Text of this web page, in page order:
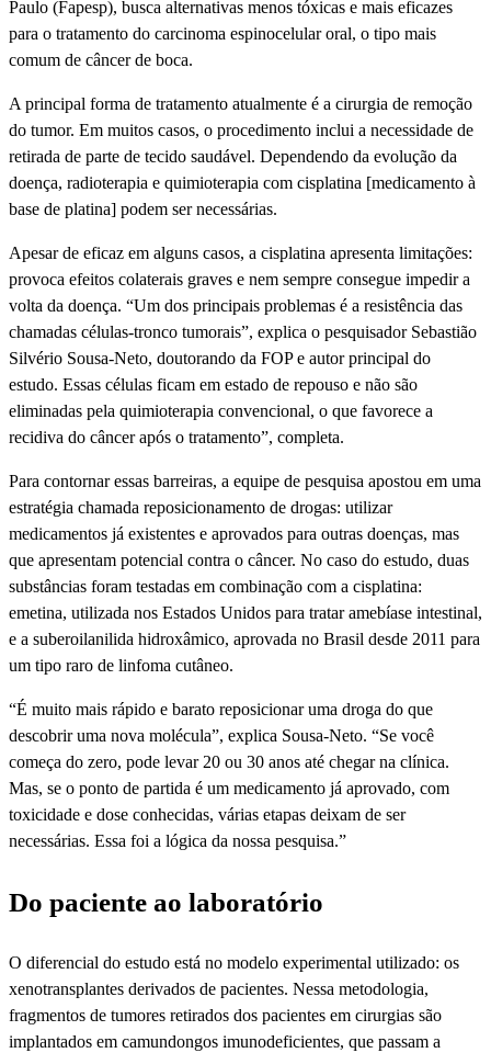
Paulo (Fapesp), busca alternativas menos tóxicas e mais eficazes
para o tratamento do carcinoma espinocelular oral, o tipo mais
comum de câncer de boca.
A principal forma de tratamento atualmente é a cirurgia de remoção
do tumor. Em muitos casos, o procedimento inclui a necessidade de
retirada de parte de tecido saudável. Dependendo da evolução da
doença, radioterapia e quimioterapia com cisplatina [medicamento à
base de platina] podem ser necessárias.
Apesar de eficaz em alguns casos, a cisplatina apresenta limitações:
provoca efeitos colaterais graves e nem sempre consegue impedir a
volta da doença. “Um dos principais problemas é a resistência das
chamadas células-tronco tumorais”, explica o pesquisador Sebastião
Silvério Sousa-Neto, doutorando da FOP e autor principal do
estudo. Essas células ficam em estado de repouso e não são
eliminadas pela quimioterapia convencional, o que favorece a
recidiva do câncer após o tratamento”, completa.
Para contornar essas barreiras, a equipe de pesquisa apostou em uma
estratégia chamada reposicionamento de drogas: utilizar
medicamentos já existentes e aprovados para outras doenças, mas
que apresentam potencial contra o câncer. No caso do estudo, duas
substâncias foram testadas em combinação com a cisplatina:
emetina, utilizada nos Estados Unidos para tratar amebíase intestinal,
e a suberoilanilida hidroxâmico, aprovada no Brasil desde 2011 para
um tipo raro de linfoma cutâneo.
“É muito mais rápido e barato reposicionar uma droga do que
descobrir uma nova molécula”, explica Sousa-Neto. “Se você
começa do zero, pode levar 20 ou 30 anos até chegar na clínica.
Mas, se o ponto de partida é um medicamento já aprovado, com
toxicidade e dose conhecidas, várias etapas deixam de ser
necessárias. Essa foi a lógica da nossa pesquisa.”
Do paciente ao laboratório
O diferencial do estudo está no modelo experimental utilizado: os
xenotransplantes derivados de pacientes. Nessa metodologia,
fragmentos de tumores retirados dos pacientes em cirurgias são
implantados em camundongos imunodeficientes, que passam a